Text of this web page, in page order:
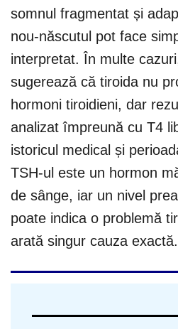
somnul fragmentat și
nou-născutul pot face
interpretat. În multe
sugerează că tiroida nu
hormoni tiroidieni, dar
analizat împreună cu T4
istoricul medical și
TSH-ul este un hormon
de sânge, iar un nivel
poate indica o problemă
arată singur cauza exactă.